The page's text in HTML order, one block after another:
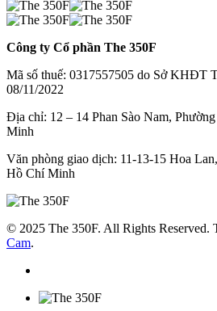
Công ty Cổ phần The 350F
Mã số thuế: 0317557505 do Sở KHĐT
08/11/2022
Địa chỉ: 12 – 14 Phan Sào Nam,
Minh
Văn phòng giao dịch: 11-13-15 Hoa
Hồ Chí Minh
© 2025 The 350F. All Rights Reserved.
Cam.